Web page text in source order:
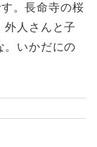
。長命寺の桜
外人さんと子
。いかだにの